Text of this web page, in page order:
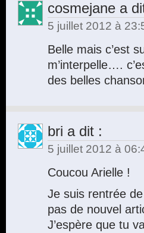
cosmejane a
5 juillet 2012 à
Belle mais c’est
m’interpelle….
des belles
bri a dit :
5 juillet 2012 à
Coucou Arielle !
Je suis rentrée
pas de nouvel
J’espère que tu